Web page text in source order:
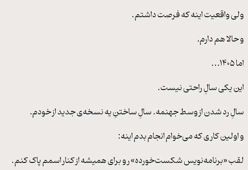
ولی واقعیت اینه که فرصت داشتم.
و حالا هم دارم.
اما ۱۴۰۵…
این یکی سالِ راحتی نیست.
سالِ رد شدن از وسط جهنمه. سالِ ساختنِ یه نسخه‌ی جدید از خودم.
و اولین کاری که می‌خوام انجام بدم اینه:
لقب «برنامه‌نویس شکست‌خورده» رو برای همیشه از کنار اسمم پاک کنم.